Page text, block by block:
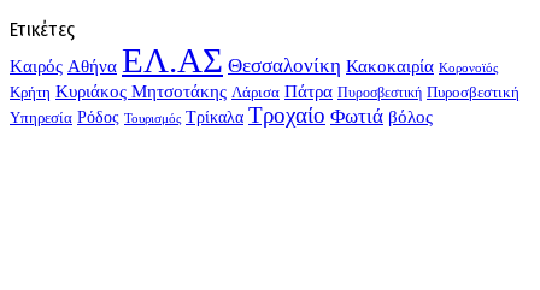
Ετικέτες
Kαιρός Αθήνα ΕΛ.ΑΣ Θεσσαλονίκη Κακοκαιρία Κορονοϊός
Κρήτη Κυριάκος Μητσοτάκης Λάρισα Πάτρα Πυροσβεστική Πυροσβεστική
Υπηρεσία Ρόδος Τουρισμός Τρίκαλα Τροχαίο Φωτιά βόλος